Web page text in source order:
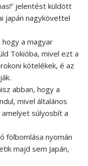
jelentést küldött
japán nagykövettel
a magyar
Tokióba, mivel ezt a
kötelékek, é az
abban, hogy a
mivel általános
súlyosbít a
fölbomlása nyomán
majd sem Japán,